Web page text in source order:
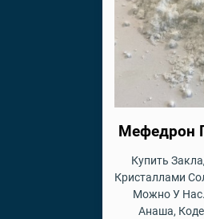
Мефедрон
Купить
Кристаллами
Можно У
Анаша,